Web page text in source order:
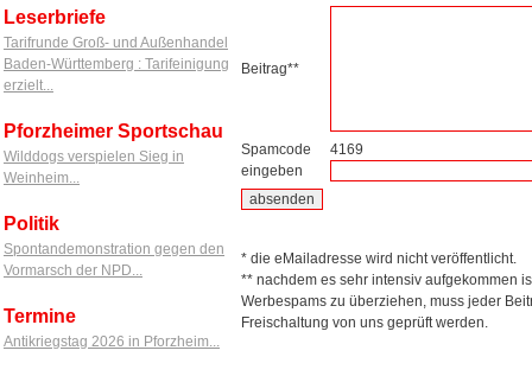
Leserbriefe
Tarifrunde Groß- und Außenhandel
Baden-Württemberg : Tarifeinigung
erzielt...
Pforzheimer Sportschau
Wilddogs verspielen Sieg in
Weinheim...
Politik
Spontandemonstration gegen den
Vormarsch der NPD...
Termine
Antikriegstag 2026 in Pforzheim...
Beitrag**
Spamcode
eingeben
4169
* die eMailadresse wird nicht veröffentlicht.
** nachdem es sehr intensiv aufgekommen
Werbespams zu überziehen, muss jeder
Freischaltung von uns geprüft werden.